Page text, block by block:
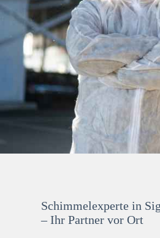
Schimmelexperte in
– Ihr Partner vor Ort